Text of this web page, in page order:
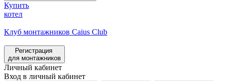
Купить
котел
Клуб монтажников Caius Club
Регистрация
для монтажников
Личный кабинет
Вход в личный кабинет